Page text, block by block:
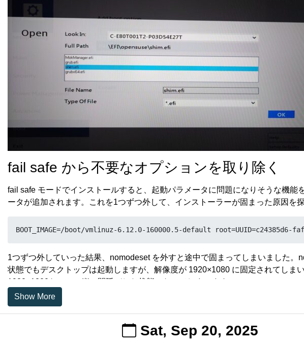
fail safe から不要なオプションを取り除く
fail safe モードでインストールすると、起動パラメータに問題になりそうな機能
ータが追加されます。これを1つずつ外して、インストーラーが固まった原因を探
BOOT_IMAGE=/boot/vmlinuz-6.12.0-160000.5-default
1つずつ外していった結果、nomodeset を外すと途中で固まってしまいました。
状態でもデスクトップは起動しますが、解像度が 1920×1080 に固定されてしま
1980×1200なので、縦に間延びした状態になってしまいます。
新しいカーネルを入れる
Lunar Lake の GPU である Intel Arc Xe2 のドライバはどこかのタイミングでカー
ているようなので、最新のカーネルに更新します。最新のカーネルは、OBS の
Show More
Sat, Sep 20, 2025